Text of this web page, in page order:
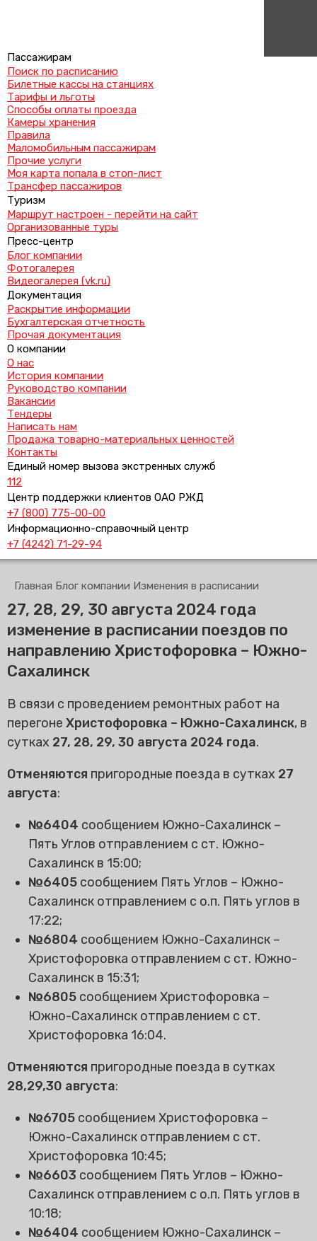
Пассажирам
Поиск по расписанию
Билетные кассы на станциях
Тарифы и льготы
Способы оплаты проезда
Камеры хранения
Правила
Маломобильным пассажирам
Прочие услуги
Моя карта попала в стоп-лист
Трансфер пассажиров
Туризм
Маршрут настроен - перейти на сайт
Организованные туры
Пресс-центр
Блог компании
Фотогалерея
Видеогалерея (vk.ru)
Документация
Раскрытие информации
Бухгалтерская отчетность
Прочая документация
О компании
О нас
История компании
Руководство компании
Вакансии
Тендеры
Написать нам
Продажа товарно-материальных ценностей
Контакты
Единый номер вызова экстренных служб
112
Центр поддержки клиентов ОАО РЖД
+7 (800) 775-00-00
Информационно-справочный центр
+7 (4242) 71-29-94
Главная Блог компании Изменения в расписании
27, 28, 29, 30 августа 2024 года
изменение в расписании поездов по
направлению Христофоровка – Южно-
Сахалинск
В связи с проведением ремонтных работ на
перегоне Христофоровка – Южно-Сахалинск, в
сутках 27, 28, 29, 30 августа 2024 года.
Отменяются пригородные поезда в сутках 27
августа:
№6404 сообщением Южно-Сахалинск –
Пять Углов отправлением с ст. Южно-
Сахалинск в 15:00;
№6405 сообщением Пять Углов – Южно-
Сахалинск отправлением с о.п. Пять углов в
17:22;
№6804 сообщением Южно-Сахалинск –
Христофоровка отправлением с ст. Южно-
Сахалинск в 15:31;
№6805 сообщением Христофоровка –
Южно-Сахалинск отправлением с ст.
Христофоровка 16:04.
Отменяются пригородные поезда в сутках
28,29,30 августа:
№6705 сообщением Христофоровка –
Южно-Сахалинск отправлением с ст.
Христофоровка 10:45;
№6603 сообщением Пять Углов – Южно-
Сахалинск отправлением с о.п. Пять углов в
10:18;
№6404 сообщением Южно-Сахалинск –